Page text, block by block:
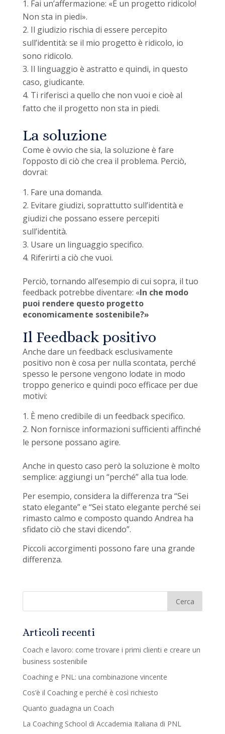
Fai un’affermazione: «È un progetto ridicolo!
Non sta in piedi».
Il giudizio rischia di essere percepito
sull’identità: se il mio progetto è ridicolo, io
sono ridicolo.
Il linguaggio è astratto e quindi, in questo
caso, giudicante.
Ti riferisci a quello che non vuoi e cioè al
fatto che il progetto non sta in piedi.
La soluzione
Come è ovvio che sia, la soluzione è fare
l’opposto di ciò che crea il problema. Perciò,
dovrai:
Fare una domanda.
Evitare giudizi, soprattutto sull’identità e
giudizi che possano essere percepiti
sull’identità.
Usare un linguaggio specifico.
Riferirti a ciò che vuoi.
Perciò, tornando all’esempio di cui sopra, il tuo
feedback potrebbe diventare: «In che modo
puoi rendere questo progetto
economicamente sostenibile?»
Il Feedback positivo
Anche dare un feedback esclusivamente
positivo non è cosa per nulla scontata, perché
spesso le persone vengono lodate in modo
troppo generico e quindi poco efficace per due
motivi:
È meno credibile di un feedback specifico.
Non fornisce informazioni sufficienti affinché
le persone possano agire.
Anche in questo caso però la soluzione è molto
semplice: aggiungi un “perché” alla tua lode.
Per esempio, considera la differenza tra “Sei
stato elegante” e “Sei stato elegante perché sei
rimasto calmo e composto quando Andrea ha
sfidato ciò che stavi dicendo”.
Piccoli accorgimenti possono fare una grande
differenza.
Articoli recenti
Coach e lavoro: come trovare i primi clienti e creare un
business sostenibile
Coaching e PNL: una combinazione vincente
Cos’è il Coaching e perché è così richiesto
Quanto guadagna un Coach
La Coaching School di Accademia Italiana di PNL